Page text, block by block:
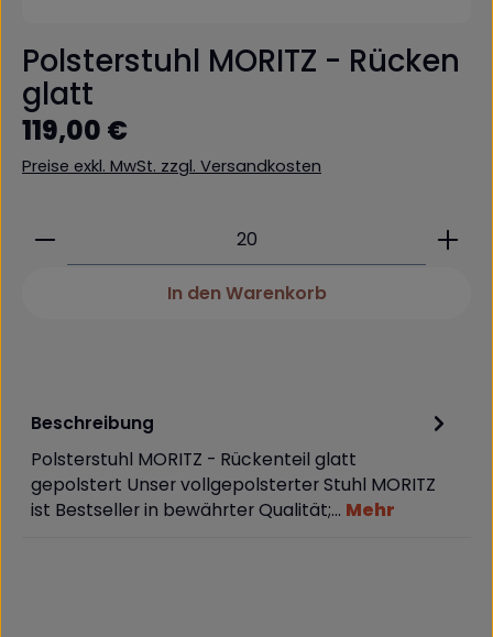
Polsterstuhl MORITZ - Rücken
glatt
Regulärer Preis:
119,00 €
Preise exkl. MwSt. zzgl. Versandkosten
Produkt Anzahl: Gib den gewünschten Wert
In den Warenkorb
Beschreibung
Polsterstuhl MORITZ - Rückenteil glatt
gepolstert Unser vollgepolsterter Stuhl MORITZ
ist Bestseller in bewährter Qualität;… Mehr